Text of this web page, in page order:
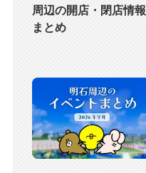
周辺の開店・閉店情報
まとめ